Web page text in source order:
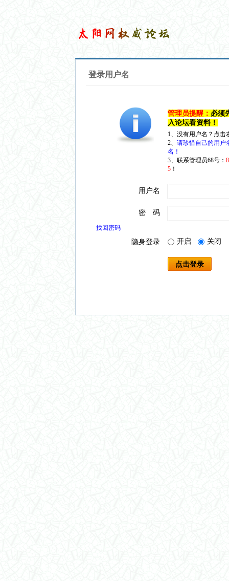
登录用户名
管理员提醒： 必须
入论坛看资料！
1、没有用户名？点
2、 请珍惜自己的用户
名！
3、联系管理员68号：
5 ！
用户名
密 码
找回密码
隐身登录 开启 关闭
点击登录